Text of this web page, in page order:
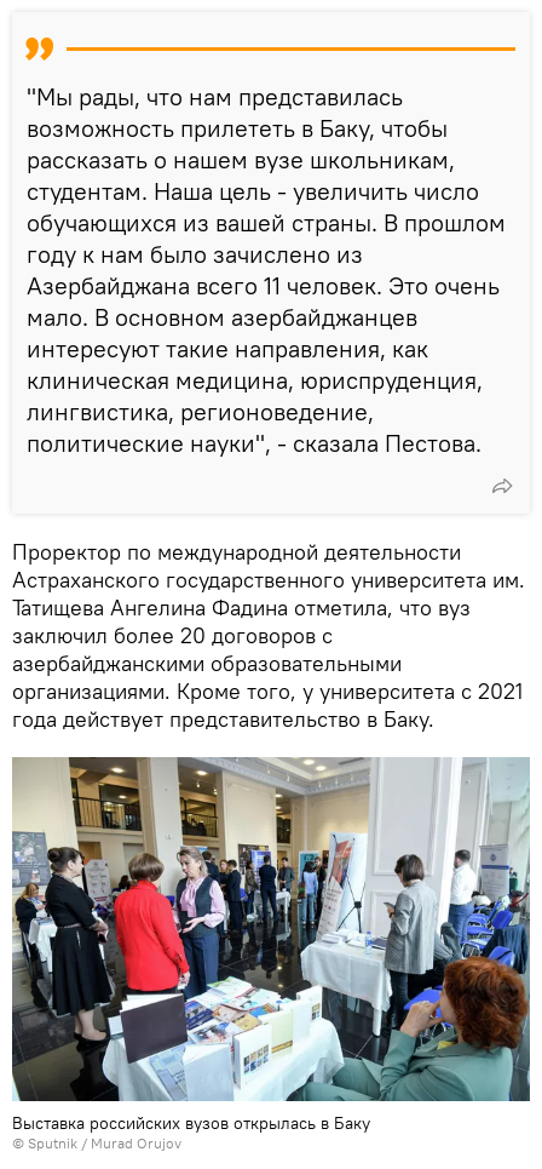
"Мы рады, что нам представилась
возможность прилететь в Баку, чтобы
рассказать о нашем вузе школьникам,
студентам. Наша цель - увеличить число
обучающихся из вашей страны. В прошлом
году к нам было зачислено из
Азербайджана всего 11 человек. Это очень
мало. В основном азербайджанцев
интересуют такие направления, как
клиническая медицина, юриспруденция,
лингвистика, регионоведение,
политические науки", - сказала Пестова.
Проректор по международной деятельности
Астраханского государственного университета им.
Татищева Ангелина Фадина отметила, что вуз
заключил более 20 договоров с
азербайджанскими образовательными
организациями. Кроме того, у университета с 2021
года действует представительство в Баку.
Выставка российских вузов открылась в Баку
© Sputnik / Murad Orujov